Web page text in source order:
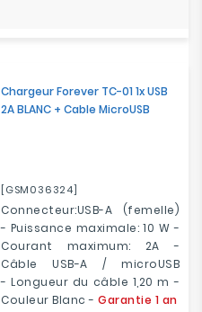
Chargeur Forever TC-01 1x USB
2A BLANC + Cable MicroUSB
[GSM036324]
Connecteur:USB-A (femelle)
- Puissance maximale: 10 W -
Courant maximum: 2A -
Câble USB-A / microUSB
-Longueur du câble 1,20 m-
Couleur Blanc - Garantie 1 an